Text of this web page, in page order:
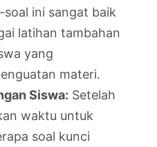
soal ini sangat baik
latihan tambahan
yang
materi.
Siswa: Setelah
waktu untuk
soal kunci